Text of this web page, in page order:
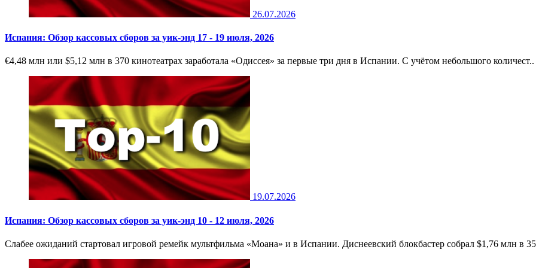
26.07.2026
Испания: Обзор кассовых сборов за уик-энд 17 - 19 июля, 2026
€4,48 млн или $5,12 млн в 370 кинотеатрах заработала «Одиссея» за первые три дня в Испании. С учётом небольшого количест..
19.07.2026
Испания: Обзор кассовых сборов за уик-энд 10 - 12 июля, 2026
Слабее ожиданий стартовал игровой ремейк мультфильма «Моана» и в Испании. Диснеевский блокбастер собрал $1,76 млн в